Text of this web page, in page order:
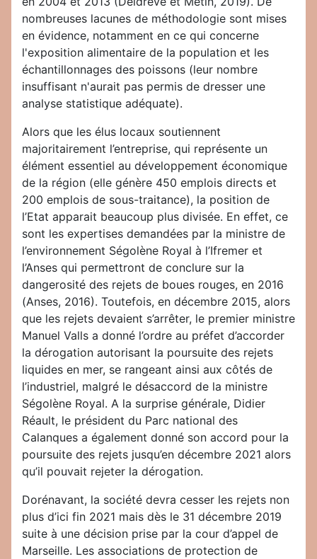
nombreuses lacunes de méthodologie sont mises
en évidence, notamment en ce qui concerne
l'exposition alimentaire de la population et les
échantillonnages des poissons (leur nombre
insuffisant n'aurait pas permis de dresser une
analyse statistique adéquate).
Alors que les élus locaux soutiennent
majoritairement l’entreprise, qui représente un
élément essentiel au développement économique
de la région (elle génère 450 emplois directs et
200 emplois de sous-traitance), la position de
l’Etat apparait beaucoup plus divisée. En effet, ce
sont les expertises demandées par la ministre de
l’environnement Ségolène Royal à l’Ifremer et
l’Anses qui permettront de conclure sur la
dangerosité des rejets de boues rouges, en 2016
(Anses, 2016). Toutefois, en décembre 2015, alors
que les rejets devaient s’arrêter, le premier ministre
Manuel Valls a donné l’ordre au préfet d’accorder
la dérogation autorisant la poursuite des rejets
liquides en mer, se rangeant ainsi aux côtés de
l’industriel, malgré le désaccord de la ministre
Ségolène Royal. A la surprise générale, Didier
Réault, le président du Parc national des
Calanques a également donné son accord pour la
poursuite des rejets jusqu’en décembre 2021 alors
qu’il pouvait rejeter la dérogation.
Dorénavant, la société devra cesser les rejets non
plus d’ici fin 2021 mais dès le 31 décembre 2019
suite à une décision prise par la cour d’appel de
Marseille. Les associations de protection de